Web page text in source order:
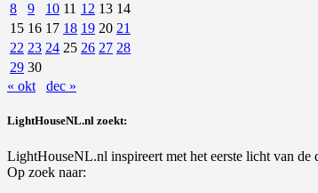
8
9 10 11 12 13 14
15 16 17 18 19 20 21
22 23 24 25 26 27 28
29 30
« okt
dec »
LightHouseNL.nl zoekt:
LightHouseNL.nl inspireert met het eerste licht van de
Op zoek naar: